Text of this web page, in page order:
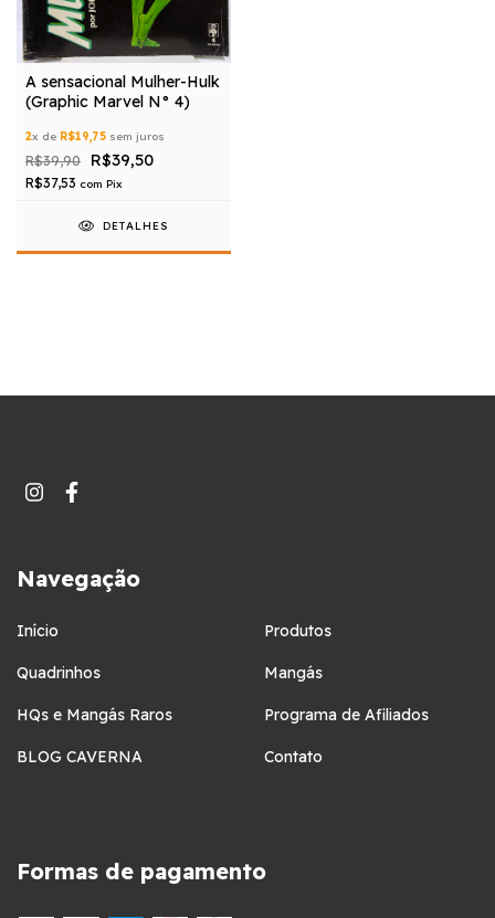
A sensacional Mulher-Hulk
(Graphic Marvel N° 4)
2x de R$19,75 sem juros
R$39,90 R$39,50
R$37,53 com Pix
DETALHES
Navegação
Início Produtos
Quadrinhos Mangás
HQs e Mangás Raros Programa de Afiliados
BLOG CAVERNA Contato
Formas de pagamento